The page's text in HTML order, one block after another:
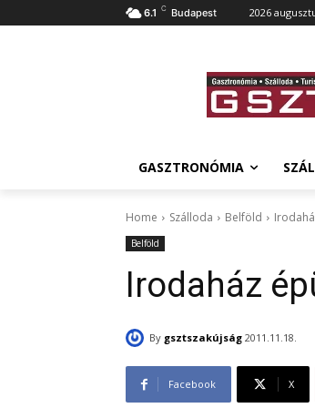
6.1 C Budapest 2026
GASZTRONÓMIA
Home Szálloda Belföld
Belföld
Irodaház
By gsztszakújság 2011.11.18.
Facebook X